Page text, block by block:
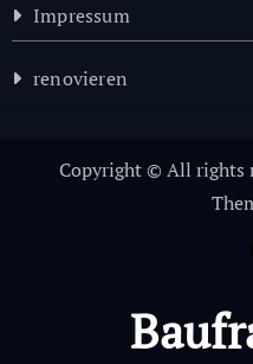
Impressum
renovieren
Copyright © All rights